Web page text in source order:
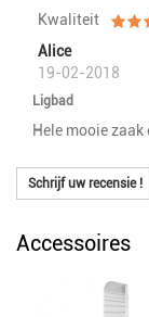
Kwaliteit
Alice
19-02-2018
Ligbad
Hele mooie
Schrijf uw recensie !
Accessoires